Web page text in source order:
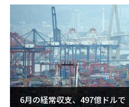
6月の経常収支、497億ドル